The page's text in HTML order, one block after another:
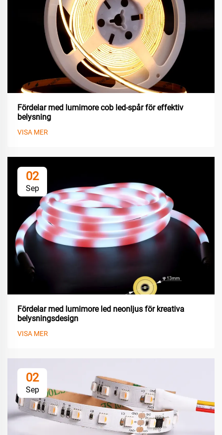
Fördelar med lumimore cob led-spår för effektiv
belysning
VISA MER
02
Sep
Fördelar med lumimore led neonljus för kreativa
belysningsdesign
VISA MER
02
Sep